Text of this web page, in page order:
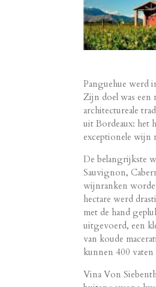
Panguehue werd
Zijn doel was
architectureale
uit Bordeaux: het
exceptionele wijn
De belangrijkste
Sauvignon,
wijnranken
hectare werd
met de hand
uitgevoerd, een
van koude
kunnen 400
Vina Von